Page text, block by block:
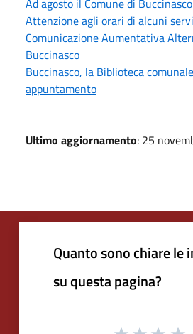
Attenzione agli orari di alcuni
Comunicazione Aumentativa
Buccinasco
Buccinasco, la Biblioteca
appuntamento
Ultimo aggiornamento: 25
Quanto sono chiare le
su questa pagina?